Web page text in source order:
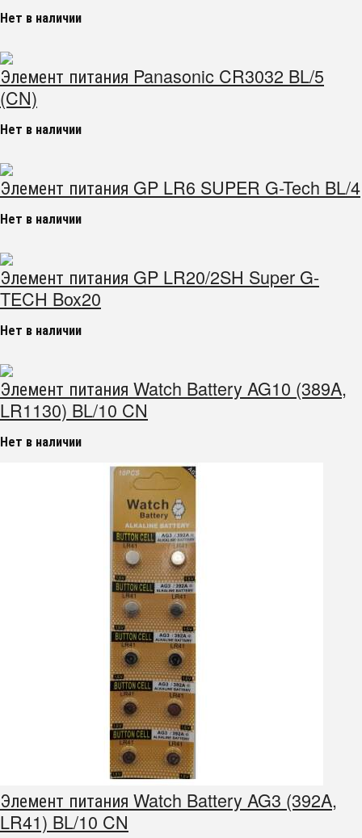
Нет в наличии
Элемент питания Panasonic CR3032 BL/5
(CN)
Нет в наличии
Элемент питания GP LR6 SUPER G-Tech BL/4
Нет в наличии
Элемент питания GP LR20/2SH Super G-
TECH Box20
Нет в наличии
Элемент питания Watch Battery AG10 (389A,
LR1130) BL/10 CN
Нет в наличии
Элемент питания Watch Battery AG3 (392A,
LR41) BL/10 CN